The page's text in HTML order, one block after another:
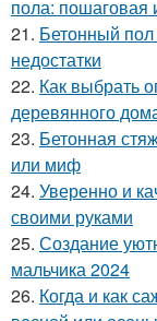
пола: пошаговая
21. Бетонный
недостатки
22. Как выбрать
деревянного
23. Бетонная
или миф
24. Уверенно и
своими руками
25. Создание
мальчика 2024
26. Когда и как